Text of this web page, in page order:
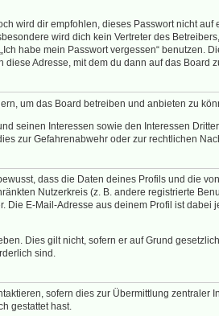
wird dir empfohlen, dieses Passwort nicht
wird dich kein Vertreter des
habe mein Passwort vergessen“ benutzen.
Adresse, mit dem du dann auf das Board
um das Board betreiben und anbieten zu
seinen Interessen sowie den Interessen
zur Gefahrenabwehr oder zur rechtlichen
dass die Daten deines Profils und die
Nutzerkreis (z. B. andere registrierte
E-Mail-Adresse aus deinem Profil ist dabei
Dies gilt nicht, sofern er auf Grund
sind.
sofern dies zur Übermittlung zentraler
gestattet hast.